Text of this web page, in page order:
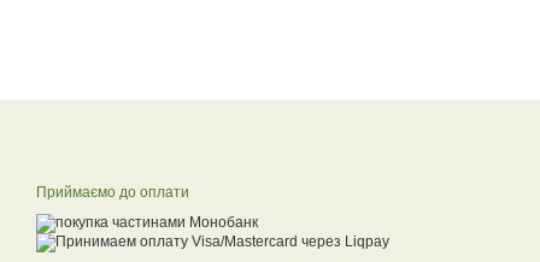
Приймаємо до оплати